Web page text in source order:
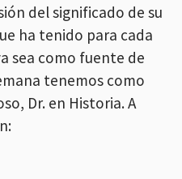
del significado de su
ha tenido para cada
sea como fuente de
tenemos como
Dr. en Historia. A